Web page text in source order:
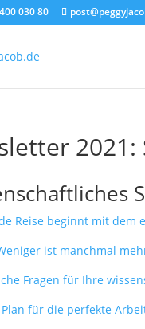
030 80
Reise beginnt mit dem
ist manchmal
Fragen für Ihre
Plan für die perfekte